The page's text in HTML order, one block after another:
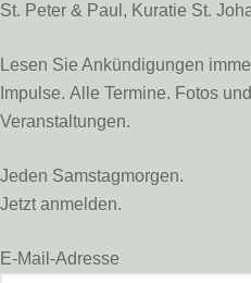
St. Peter & Paul, Kuratie St.
Lesen Sie Ankündigungen
Impulse. Alle Termine. Fotos
Veranstaltungen.
Jeden Samstagmorgen.
Jetzt anmelden.
E-Mail-Adresse